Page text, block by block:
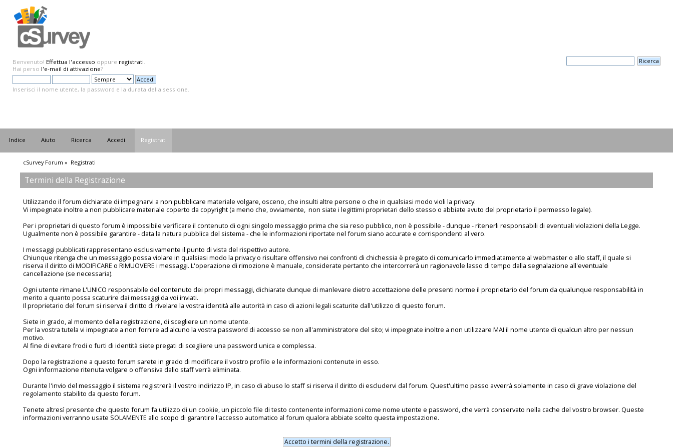
Benvenuto! Effettua l'accesso oppure registrati.
Hai perso l'e-mail di attivazione?
Inserisci il nome utente, la password e la durata della sessione.
Indice Aiuto Ricerca Accedi Registrati
cSurvey Forum » Registrati
Termini della Registrazione
Utilizzando il forum dichiarate di impegnarvi a non pubblicare materiale volgare, osceno, che insulti altre persone o che in qualsiasi modo violi la privacy.
Vi impegnate inoltre a non pubblicare materiale coperto da copyright (a meno che, ovviamente, non siate i legittimi proprietari dello stesso o abbiate avuto del proprietario il permesso legale).
Per i proprietari di questo forum è impossibile verificare il contenuto di ogni singolo messaggio prima che sia reso pubblico, non è possibile - dunque - ritenerli responsabili di eventuali violazioni della Legge.
Ugualmente non è possibile garantire - data la natura pubblica del sistema - che le informazioni riportate nel forum siano accurate e corrispondenti al vero.
I messaggi pubblicati rappresentano esclusivamente il punto di vista del rispettivo autore.
Chiunque ritenga che un messaggio possa violare in qualsiasi modo la privacy o risultare offensivo nei confronti di chichessia è pregato di comunicarlo immediatamente al webmaster o allo staff, il quale si
riserva il diritto di MODIFICARE o RIMUOVERE i messaggi. L'operazione di rimozione è manuale, considerate pertanto che intercorrerà un ragionavole lasso di tempo dalla segnalazione all'eventuale
cancellazione (se necessaria).
Ogni utente rimane L'UNICO responsabile del contenuto dei propri messaggi, dichiarate dunque di manlevare dietro accettazione delle presenti norme il proprietario del forum da qualunque responsabilità in
merito a quanto possa scaturire dai messaggi da voi inviati.
Il proprietario del forum si riserva il diritto di rivelare la vostra identità alle autorità in caso di azioni legali scaturite dall'utilizzo di questo forum.
Siete in grado, al momento della registrazione, di scegliere un nome utente.
Per la vostra tutela vi impegnate a non fornire ad alcuno la vostra password di accesso se non all'amministratore del sito; vi impegnate inoltre a non utilizzare MAI il nome utente di qualcun altro per nessun
motivo.
Al fine di evitare frodi o furti di identità siete pregati di scegliere una password unica e complessa.
Dopo la registrazione a questo forum sarete in grado di modificare il vostro profilo e le informazioni contenute in esso.
Ogni informazione ritenuta volgare o offensiva dallo staff verrà eliminata.
Durante l'invio del messaggio il sistema registrerà il vostro indirizzo IP, in caso di abuso lo staff si riserva il diritto di escludervi dal forum. Quest'ultimo passo avverrà solamente in caso di grave violazione del
regolamento stabilito da questo forum.
Tenete altresì presente che questo forum fa utilizzo di un cookie, un piccolo file di testo contenente informazioni come nome utente e password, che verrà conservato nella cache del vostro browser. Queste
informazioni verranno usate SOLAMENTE allo scopo di garantire l'accesso automatico al forum qualora abbiate scelto questa impostazione.